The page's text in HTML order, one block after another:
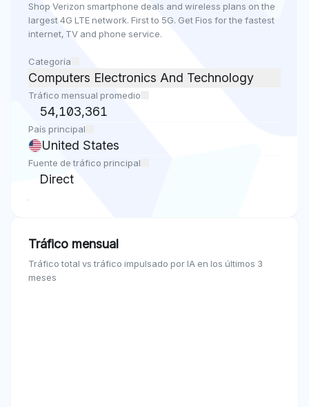
Shop Verizon smartphone deals and wireless plans on the
largest 4G LTE network. First to 5G. Get Fios for the fastest
internet, TV and phone service.
Categoría
Computers Electronics And Technology
Tráfico mensual promedio
54,103,361
País principal
United States
Fuente de tráfico principal
Direct
Tráfico mensual
Tráfico total vs tráfico impulsado por IA en los últimos 3
meses